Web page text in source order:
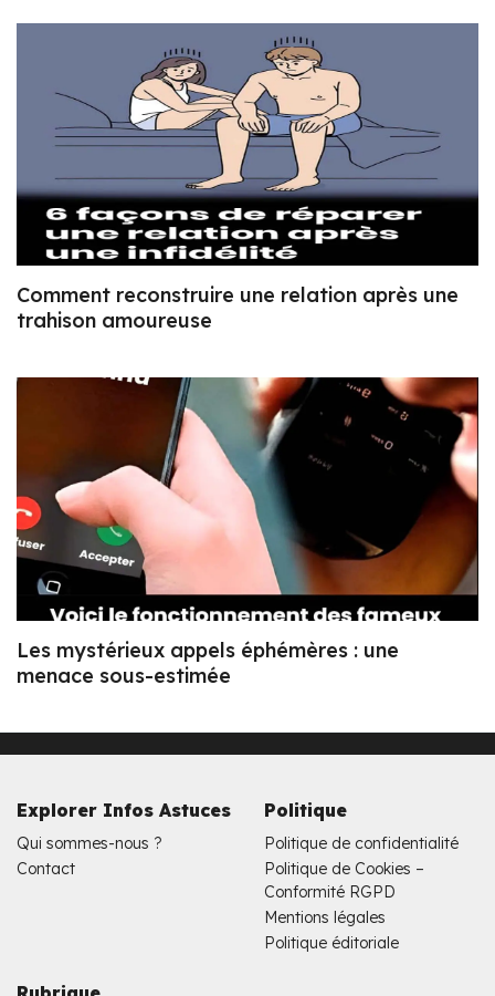
Comment reconstruire une relation après une
trahison amoureuse
Les mystérieux appels éphémères : une
menace sous-estimée
Explorer Infos Astuces
Qui sommes-nous ?
Contact
Politique
Politique de confidentialité
Politique de Cookies –
Conformité RGPD
Mentions légales
Politique éditoriale